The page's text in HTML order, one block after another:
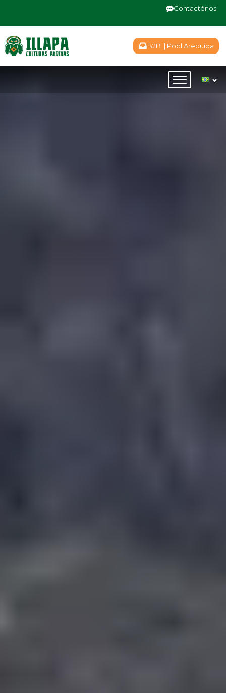
Contacténos
B2B || Pool Arequipa